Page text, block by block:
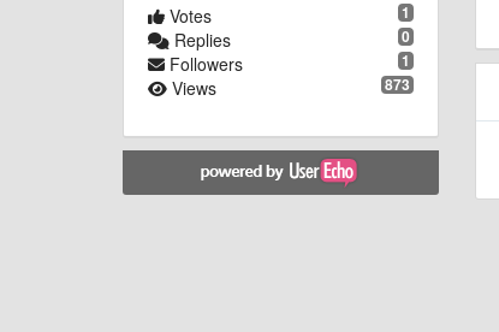
1
Votes
0
Replies
1
Followers
873
Views